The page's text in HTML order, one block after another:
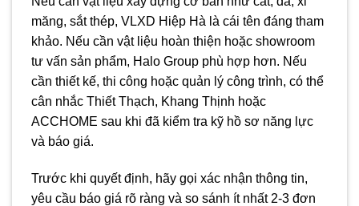
măng, sắt thép, VLXD Hiệp Hà là cái tên đáng tham
khảo. Nếu cần vật liệu hoàn thiện hoặc showroom
tư vấn sản phẩm, Halo Group phù hợp hơn. Nếu
cần thiết kế, thi công hoặc quản lý công trình, có thể
cân nhắc Thiết Thạch, Khang Thịnh hoặc
ACCHOME sau khi đã kiểm tra kỹ hồ sơ năng lực
và báo giá.
Trước khi quyết định, hãy gọi xác nhận thông tin,
yêu cầu báo giá rõ ràng và so sánh ít nhất 2-3 đơn